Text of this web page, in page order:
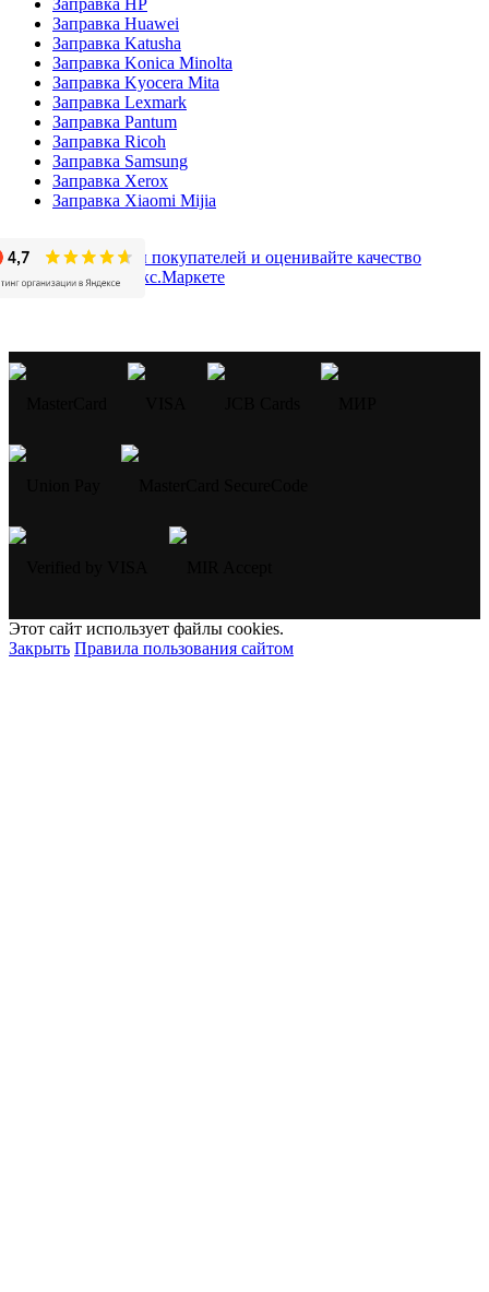
Заправка Huawei
Заправка Katusha
Заправка Konica Minolta
Заправка Kyocera Mita
Заправка Lexmark
Заправка Pantum
Заправка Ricoh
Заправка Samsung
Заправка Xerox
Заправка Xiaomi Mijia
Этот сайт использует файлы cookies.
Закрыть Правила пользования сайтом